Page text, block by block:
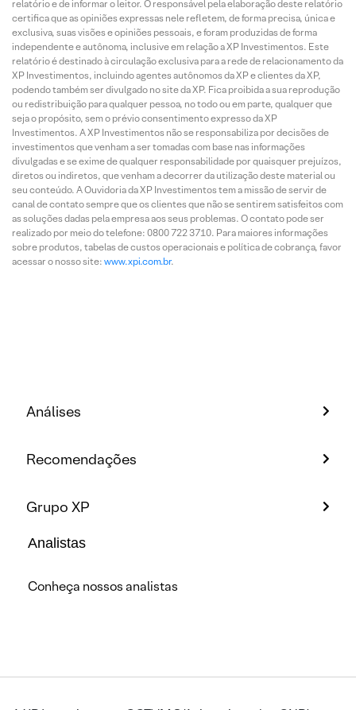
relatório e de informar o leitor. O responsável pela elaboração deste relatório
certifica que as opiniões expressas nele refletem, de forma precisa, única e
exclusiva, suas visões e opiniões pessoais, e foram produzidas de forma
independente e autônoma, inclusive em relação a XP Investimentos. Este
relatório é destinado à circulação exclusiva para a rede de relacionamento da
XP Investimentos, incluindo agentes autônomos da XP e clientes da XP,
podendo também ser divulgado no site da XP. Fica proibida a sua reprodução
ou redistribuição para qualquer pessoa, no todo ou em parte, qualquer que
seja o propósito, sem o prévio consentimento expresso da XP
Investimentos. A XP Investimentos não se responsabiliza por decisões de
investimentos que venham a ser tomadas com base nas informações
divulgadas e se exime de qualquer responsabilidade por quaisquer prejuízos,
diretos ou indiretos, que venham a decorrer da utilização deste material ou
seu conteúdo. A Ouvidoria da XP Investimentos tem a missão de servir de
canal de contato sempre que os clientes que não se sentirem satisfeitos com
as soluções dadas pela empresa aos seus problemas. O contato pode ser
realizado por meio do telefone: 0800 722 3710. Para maiores informações
sobre produtos, tabelas de custos operacionais e política de cobrança, favor
acessar o nosso site: www.xpi.com.br.
Análises
Recomendações
Grupo XP
Analistas
Conheça nossos analistas